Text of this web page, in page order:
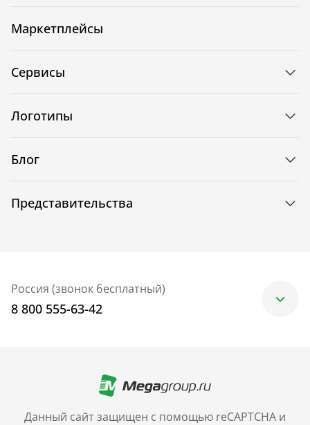
Данный сайт защищен с помощью reCAPTCHA и
Маркетплейсы
Сервисы
Логотипы
Блог
Представительства
Россия (звонок бесплатный)
8 800 555-63-42
+7 (499) 705-30-10
Санкт-Петербург